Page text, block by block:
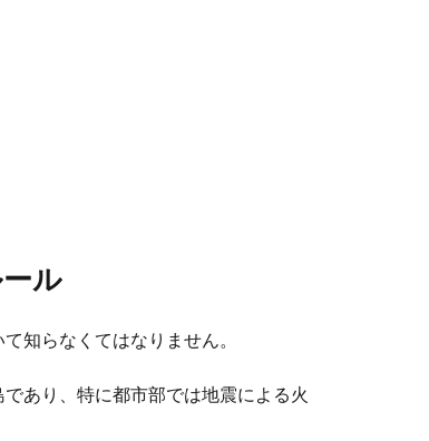
ル
知らなくてはなりません。
あり、特に都市部では地震による火